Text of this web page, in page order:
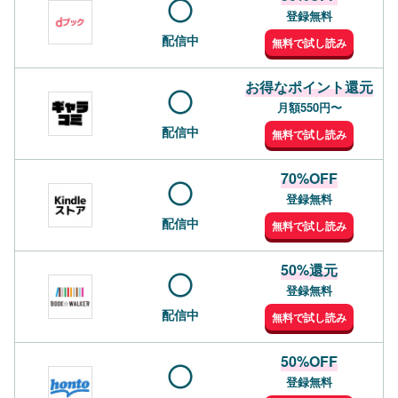
配信中
登録無料
無料で試し読み
配信中
お得なポイント還元
月額550円〜
無料で試し読み
配信中
70%OFF
登録無料
無料で試し読み
配信中
50%還元
登録無料
無料で試し読み
50%OFF
登録無料